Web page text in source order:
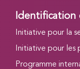
Identification
Initiative pour la
Initiative pour les
Programme